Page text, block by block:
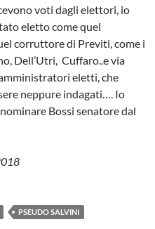
voti dagli elettori, io
eletto come quel
corruttore di Previti, come i
Dell’Utri, Cuffaro..e via
eletti, che
neppure indagati…. Io
Bossi senatore dal
PSEUDO SALVINI